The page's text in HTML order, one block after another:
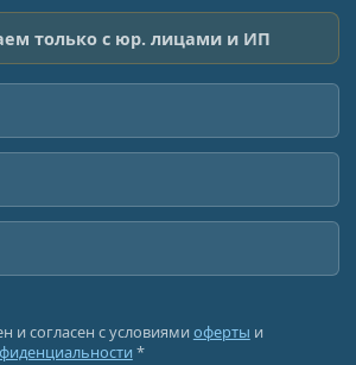
только с юр. лицами и ИП
и согласен с условиями оферты и
*